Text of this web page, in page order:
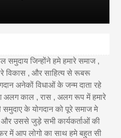
समुदाय जिन्होंने हमे हमारे समाज ,
विकास , और साहित्य से रूबरू
अनेकों विधाओं के जन्म दाता रहे
अलग काल , रास , अलग रूप में हमारे
समुदाए के योगदान को पूरे समाज मे
और उससे जुड़े सभी कार्यकर्ताओं की
में आप लोगो का साथ हमे बहुत सी